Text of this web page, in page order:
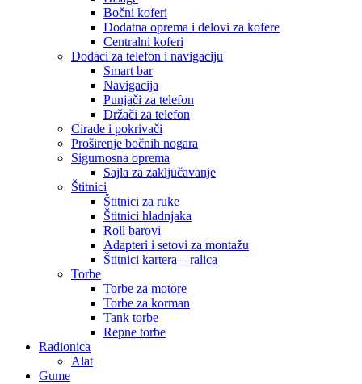
Bočni koferi
Dodatna oprema i delovi za kofere
Centralni koferi
Dodaci za telefon i navigaciju
Smart bar
Navigacija
Punjači za telefon
Držači za telefon
Cirade i pokrivači
Proširenje bočnih nogara
Sigurnosna oprema
Sajla za zaključavanje
Štitnici
Štitnici za ruke
Štitnici hladnjaka
Roll barovi
Adapteri i setovi za montažu
Štitnici kartera – ralica
Torbe
Torbe za motore
Torbe za korman
Tank torbe
Repne torbe
Radionica
Alat
Gume